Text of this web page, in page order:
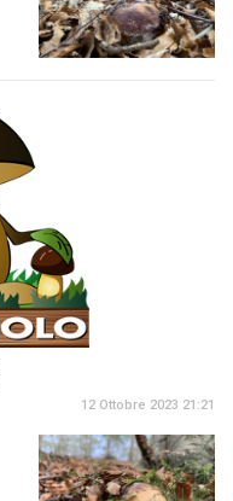
12 Ottobre 2023 21:21